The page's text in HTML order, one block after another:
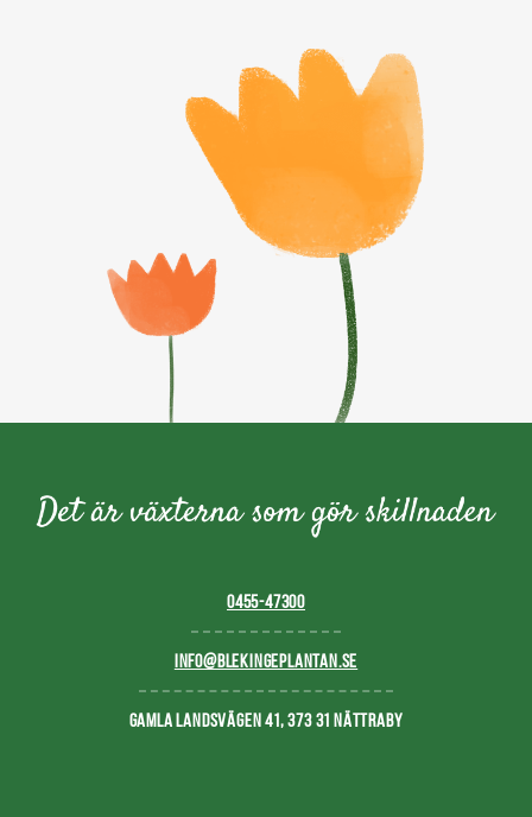
0455-47300
INFO@BLEKINGEPLANTAN.SE
GAMLA LANDSVÄGEN 41, 373 31 NÄTTRABY